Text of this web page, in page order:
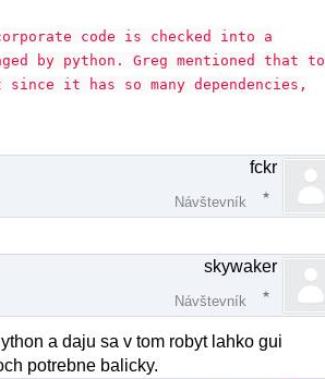
code is checked into a
by python. Greg mentioned that to
it has so many dependencies,
fckr
Návštevník
skywaker
Návštevník
a daju sa v tom robyt lahko gui
potrebne balicky.